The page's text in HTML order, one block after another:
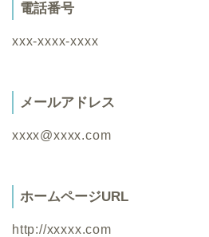
電話番号
xxx-xxxx-xxxx
メールアドレス
xxxx@xxxx.com
ホームページURL
http://xxxxx.com